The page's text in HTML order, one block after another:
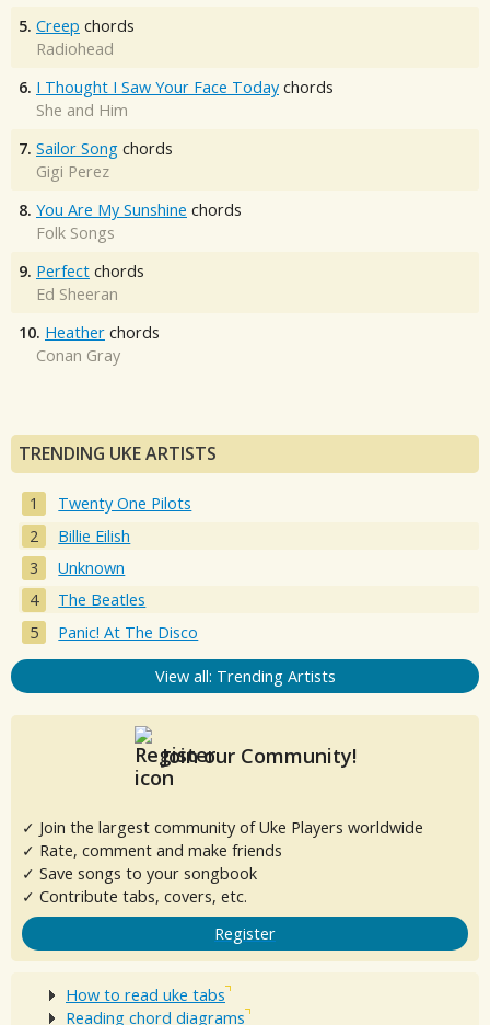
5. Creep chords
Radiohead
6. I Thought I Saw Your Face Today chords
She and Him
7. Sailor Song chords
Gigi Perez
8. You Are My Sunshine chords
Folk Songs
9. Perfect chords
Ed Sheeran
10. Heather chords
Conan Gray
TRENDING UKE ARTISTS
Twenty One Pilots
Billie Eilish
Unknown
The Beatles
Panic! At The Disco
View all: Trending Artists
Join our Community!
✓ Join the largest community of Uke Players worldwide
✓ Rate, comment and make friends
✓ Save songs to your songbook
✓ Contribute tabs, covers, etc.
Register
How to read uke tabs
Reading chord diagrams